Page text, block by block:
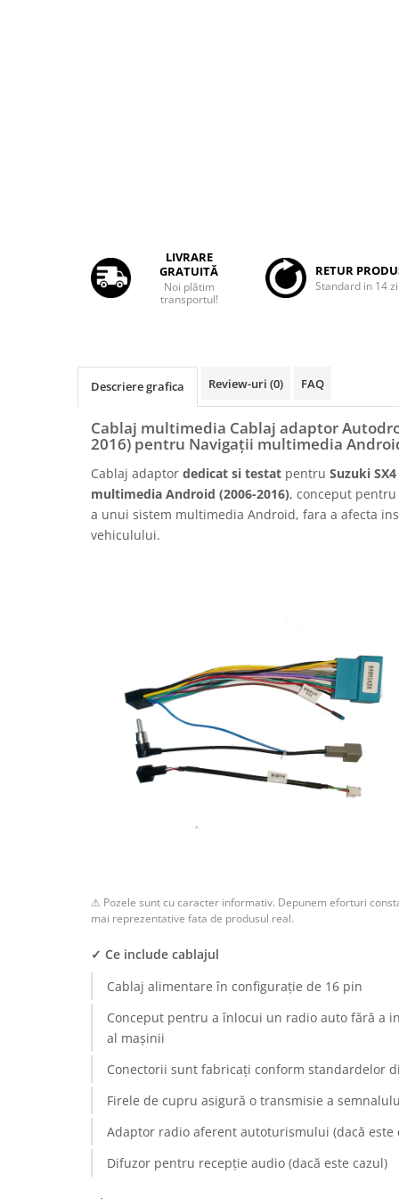
Rame adaptoare Honda
Rame Adaptoare Porsche
Rame adaptoare Citroen
Rame adaptoare Daihatsu
Rame adaptoare Kia
Rame adaptoare Alfa Romeo
Rame adaptoare Chevrolet
Rame adaptoare Mitsubishi
Rame adaptoare Jeep
Rame adaptoare Isuzu
Rame adaptoare Subaru
Rame adaptoare Iveco
Rame adaptoare Smart
Rame adaptoare Land Rover
Rame adaptoare Ssangyong
Rame adaptoare Hummer
Camere marșarier auto
LIVRARE
GRATUITĂ
Noi plătim
transportul!
RETUR
Standard in 14
Descriere grafica Review-uri (0) FAQ
Cablaj multimedia Cablaj adaptor
2016) pentru Navigații multimedia
Cablaj adaptor dedicat si testat pentru Suzuki
multimedia Android (2006-2016), conceput
a unui sistem multimedia Android, fara a afecta
vehiculului.
⚠ Pozele sunt cu caracter informativ. Depunem eforturi
mai reprezentative fata de produsul real.
✓ Ce include cablajul
Cablaj alimentare în configurație de 16 pin
Conceput pentru a înlocui un radio auto fără a
al mașinii
Conectorii sunt fabricați conform standardelor
Firele de cupru asigură o transmisie a
Adaptor radio aferent autoturismului (dacă este
Difuzor pentru recepție audio (dacă este cazul)